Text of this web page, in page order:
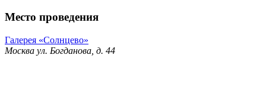
Место проведения
Галерея «Солнцево»
Москва ул. Богданова, д. 44